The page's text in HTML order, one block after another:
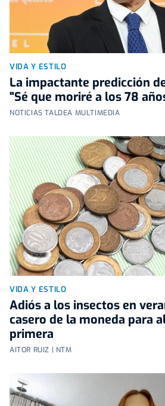
VIDA Y ESTILO
La impactante predicción
"Sé que moriré a los 78
NOTICIAS TALDEA MULTIMEDIA
VIDA Y ESTILO
Adiós a los insectos en
casero de la moneda para
primera
AITOR RUIZ | NTM